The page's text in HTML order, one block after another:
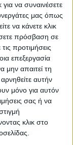
να συναινέσετε
μας όπως
να κάνετε κλικ
πρόσβαση σε
προτιμήσεις
επεξεργασία
μην απαιτεί τη
αυτήν
μόνο για αυτόν
σας ή να
κλικ στο
είναι το
σπίτι είναι
Δήμου